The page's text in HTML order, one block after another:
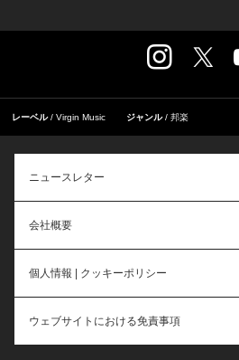
レーベル Virgin Music ジャンル 邦楽
ニュースレター
会社概要
個人情報 | クッキーポリシー
ウェブサイトにおける免責事項